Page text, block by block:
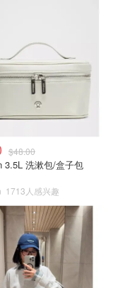
麻 攻略：
略+带狗（大型）
子和狗儿子周游
手来说，房车建议
车营地，这样如果
时进行补充。那如
哪些事呢？
$48.00
lululemon 3.5L 洗漱包/盒子包
1713人感兴趣